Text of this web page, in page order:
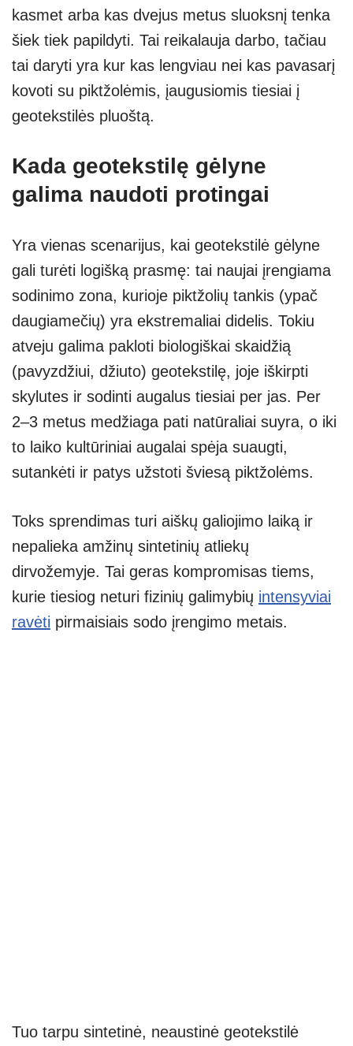
kasmet arba kas dvejus metus sluoksnį tenka
šiek tiek papildyti. Tai reikalauja darbo, tačiau
tai daryti yra kur kas lengviau nei kas pavasarį
kovoti su piktžolėmis, įaugusiomis tiesiai į
geotekstilės pluoštą.
Kada geotekstilę gėlyne
galima naudoti protingai
Yra vienas scenarijus, kai geotekstilė gėlyne
gali turėti logišką prasmę: tai naujai įrengiama
sodinimo zona, kurioje piktžolių tankis (ypač
daugiamečių) yra ekstremaliai didelis. Tokiu
atveju galima pakloti biologiškai skaidžią
(pavyzdžiui, džiuto) geotekstilę, joje iškirpti
skylutes ir sodinti augalus tiesiai per jas. Per
2–3 metus medžiaga pati natūraliai suyra, o iki
to laiko kultūriniai augalai spėja suaugti,
sutankėti ir patys užstoti šviesą piktžolėms.
Toks sprendimas turi aiškų galiojimo laiką ir
nepalieka amžinų sintetinių atliekų
dirvožemyje. Tai geras kompromisas tiems,
kurie tiesiog neturi fizinių galimybių intensyviai
ravėti pirmaisiais sodo įrengimo metais.
Tuo tarpu sintetinė, neaustinė geotekstilė